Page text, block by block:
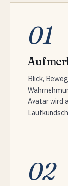
01
Blick,
Avatar wird
02